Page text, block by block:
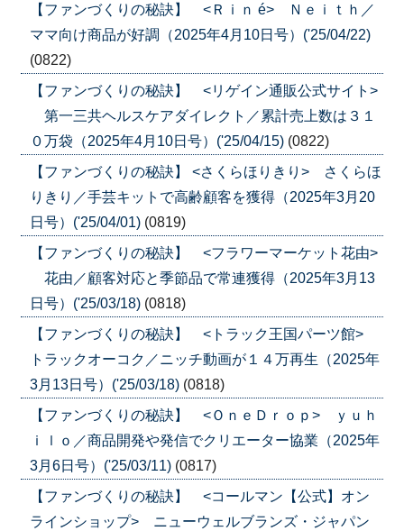
【ファンづくりの秘訣】 <Ｒｉｎ é> Ｎｅｉｔｈ／
ママ向け商品が好調（2025年4月10日号）('25/04/22)
(0822)
【ファンづくりの秘訣】 <リゲイン通販公式サイト>
第一三共ヘルスケアダイレクト／累計売上数は３１
０万袋（2025年4月10日号）('25/04/15) (0822)
【ファンづくりの秘訣】 <さくらほりきり> さくらほ
りきり／手芸キットで高齢顧客を獲得（2025年3月20
日号）('25/04/01) (0819)
【ファンづくりの秘訣】 <フラワーマーケット花由>
花由／顧客対応と季節品で常連獲得（2025年3月13
日号）('25/03/18) (0818)
【ファンづくりの秘訣】 <トラック王国パーツ館>
トラックオーコク／ニッチ動画が１４万再生（2025年
3月13日号）('25/03/18) (0818)
【ファンづくりの秘訣】 <ＯｎｅＤｒｏｐ> ｙｕｈ
ｉｌｏ／商品開発や発信でクリエーター協業（2025年
3月6日号）('25/03/11) (0817)
【ファンづくりの秘訣】 <コールマン【公式】オン
ラインショップ> ニューウェルブランズ・ジャパン